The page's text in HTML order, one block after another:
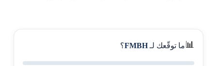
📊ما توقّعك لـFMBH؟